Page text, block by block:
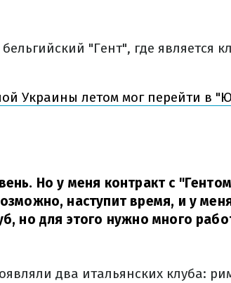
"Гент", где является
Украины летом мог перейти в
Но у меня контракт с
наступит время, и у
но для этого нужно много
два итальянских клуба: